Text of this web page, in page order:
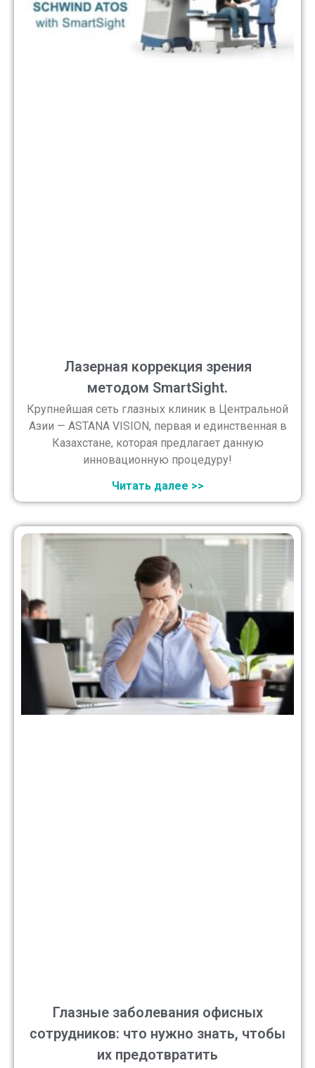
Лазерная коррекция зрения
методом SmartSight.
Крупнейшая сеть глазных клиник в Центральной
Азии — ASTANA VISION, первая и единственная в
Казахстане, которая предлагает данную
инновационную процедуру!
Читать далее >>
Глазные заболевания офисных
сотрудников: что нужно знать, чтобы
их предотвратить